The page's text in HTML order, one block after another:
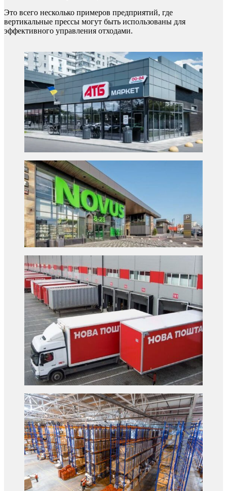
Это всего несколько примеров предприятий, где
вертикальные прессы могут быть использованы для
эффективного управления отходами.